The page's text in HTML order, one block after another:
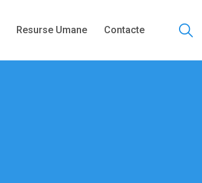
Resurse Umane Contacte